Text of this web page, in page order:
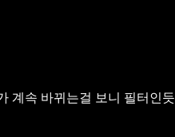
계속 바뀌는걸 보니 필터인듯